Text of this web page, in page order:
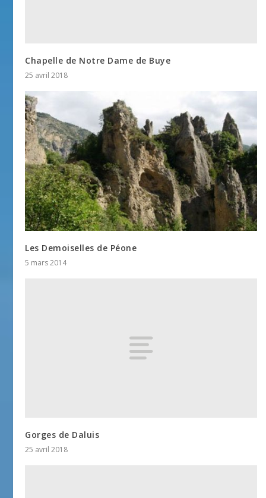
Chapelle de Notre Dame de Buye
25 avril 2018
Les Demoiselles de Péone
5 mars 2014
Gorges de Daluis
25 avril 2018